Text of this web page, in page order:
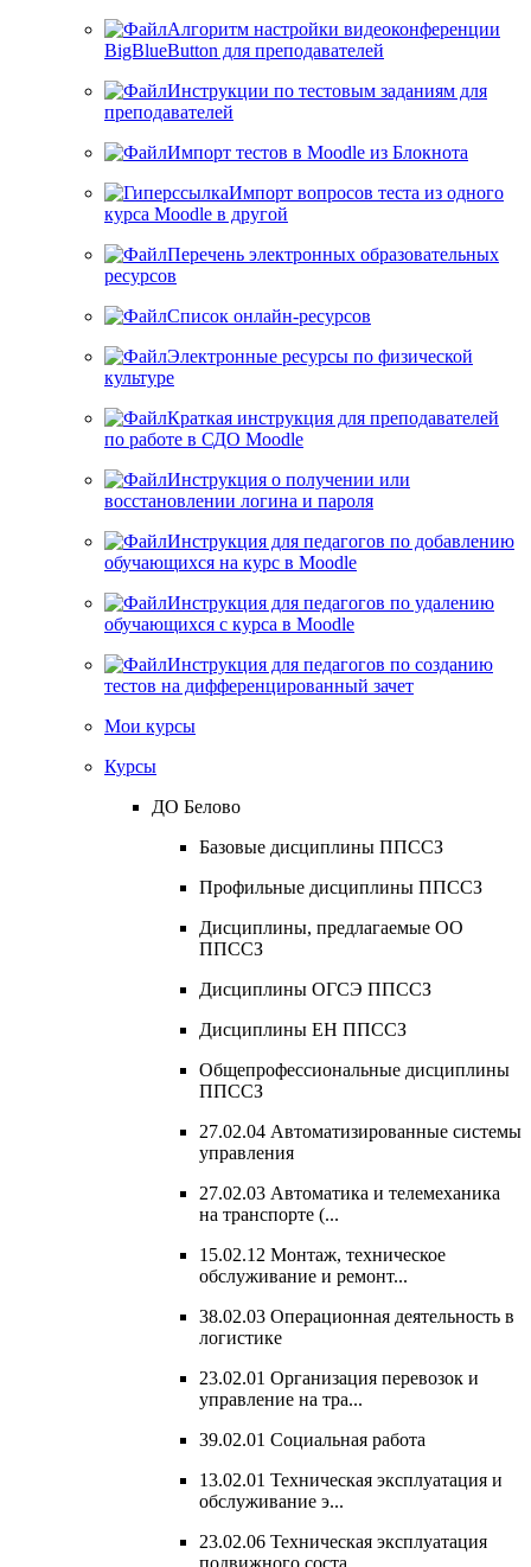
Алгоритм настройки видеоконференции
BigBlueButton для преподавателей
Инструкции по тестовым заданиям для
преподавателей
Импорт тестов в Moodle из Блокнота
Импорт вопросов теста из одного
курса Moodle в другой
Перечень электронных образовательных
ресурсов
Список онлайн-ресурсов
Электронные ресурсы по физической
культуре
Краткая инструкция для преподавателей
по работе в СДО Moodle
Инструкция о получении или
восстановлении логина и пароля
Инструкция для педагогов по добавлению
обучающихся на курс в Moodle
Инструкция для педагогов по удалению
обучающихся с курса в Moodle
Инструкция для педагогов по созданию
тестов на дифференцированный зачет
Мои курсы
Курсы
ДО Белово
Базовые дисциплины ППССЗ
Профильные дисциплины ППССЗ
Дисциплины, предлагаемые ОО
ППССЗ
Дисциплины ОГСЭ ППССЗ
Дисциплины ЕН ППССЗ
Общепрофессиональные дисциплины
ППССЗ
27.02.04 Автоматизированные системы
управления
27.02.03 Автоматика и телемеханика
на транспорте (...
15.02.12 Монтаж, техническое
обслуживание и ремонт...
38.02.03 Операционная деятельность в
логистике
23.02.01 Организация перевозок и
управление на тра...
39.02.01 Социальная работа
13.02.01 Техническая эксплуатация и
обслуживание э...
23.02.06 Техническая эксплуатация
подвижного соста...